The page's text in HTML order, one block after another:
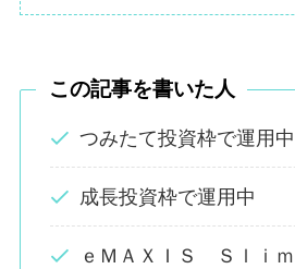
この記事を書いた人
つみたて投資枠で運用中
成長投資枠で運用中
ｅＭＡＸＩＳ Ｓｌｉ